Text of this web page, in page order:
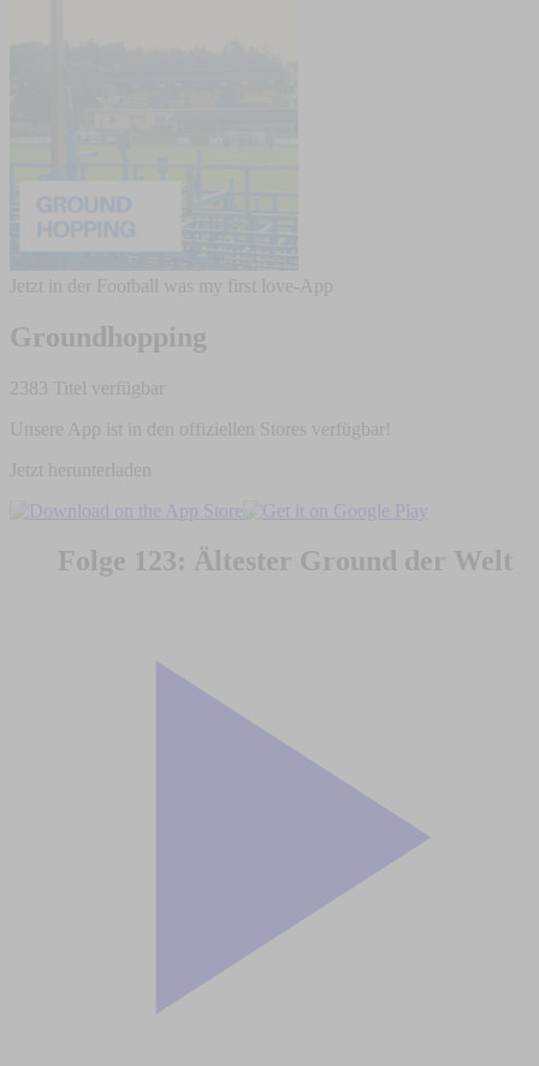
Jetzt in der Football was my first love-App
Groundhopping
2383 Titel verfügbar
Unsere App ist in den offiziellen Stores verfügbar!
Jetzt herunterladen
Folge 123: Ältester Ground der Welt